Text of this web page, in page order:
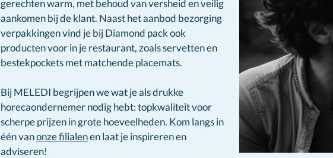
gerechten warm, met behoud van versheid en veilig
aankomen bij de klant. Naast het aanbod bezorging
verpakkingen vind je bij Diamond pack ook
producten voor in je restaurant, zoals servetten en
bestekpockets met matchende placemats.
Bij MELEDI begrijpen we wat je als drukke
horecaondernemer nodig hebt: topkwaliteit voor
scherpe prijzen in grote hoeveelheden. Kom langs in
één vanonze filialenen laat je inspireren en
adviseren!